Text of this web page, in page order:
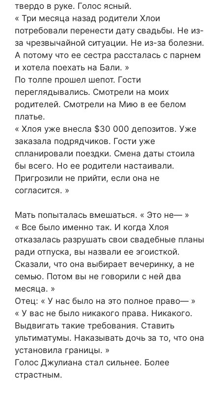
твердо в руке. Голос ясный.
« Три месяца назад родители Хлои
потребовали перенести дату свадьбы. Не из-
за чрезвычайной ситуации. Не из-за болезни.
А потому что ее сестра рассталась с парнем
и хотела поехать на Бали. »
По толпе прошел шепот. Гости
переглядывались. Смотрели на моих
родителей. Смотрели на Мию в ее белом
платье.
« Хлоя уже внесла $30 000 депозитов. Уже
заказала подрядчиков. Гости уже
спланировали поездки. Смена даты стоила
бы всего. Но ее родители настаивали.
Пригрозили не прийти, если она не
согласится. »
Мать попыталась вмешаться. « Это не— »
« Все было именно так. И когда Хлоя
отказалась разрушать свои свадебные планы
ради отпуска, вы назвали ее эгоисткой.
Сказали, что она выбирает вечеринку, а не
семью. Потом вы не говорили с ней два
месяца. »
Отец: « У нас было на это полное право— »
« У вас не было никакого права. Никакого.
Выдвигать такие требования. Ставить
ультиматумы. Наказывать дочь за то, что она
установила границы. »
Голос Джулиана стал сильнее. Более
страстным.